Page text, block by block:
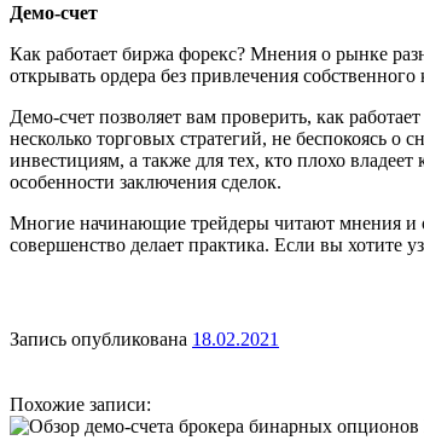
Демо-счет
Как работает биржа форекс? Мнения о рынке
открывать ордера без привлечения
Демо-счет позволяет вам проверить, как
несколько торговых стратегий, не беспокоясь
инвестициям, а также для тех, кто плохо
особенности заключения сделок.
Многие начинающие трейдеры читают мнения и
совершенство делает практика. Если вы хотите
Запись опубликована 18.02.2021
Похожие записи: